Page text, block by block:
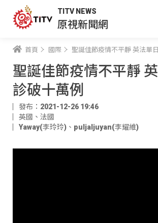
TITV NEWS
原視新聞網
首頁 國際 聖誕佳節疫情不平靜 英法單
聖誕佳節疫情不平靜
診破十萬例
發布：2021-12-26 19:46
英國、法國
Yaway(李玲玲) 、 puljaljuyan(李耀維)